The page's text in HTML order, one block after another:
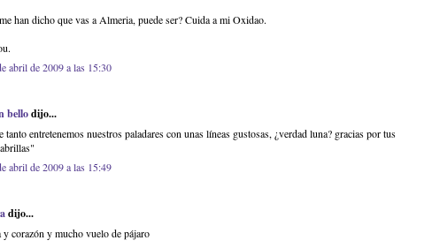
han dicho que vas a Almeria, puede ser? Cuida a mi Oxidao.
abril de 2009 a las 15:30
bellodijo...
tanto entretenemos nuestros paladares con unas líneas gustosas, ¿verdad luna? gracias por tus
abril de 2009 a las 15:49
dijo...
y corazón y mucho vuelo de pájaro